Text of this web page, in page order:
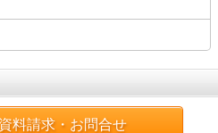
料請求・お問合せ